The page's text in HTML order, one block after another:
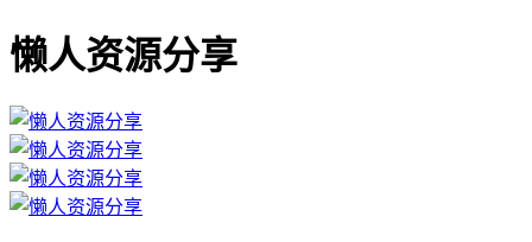
懒人资源分享